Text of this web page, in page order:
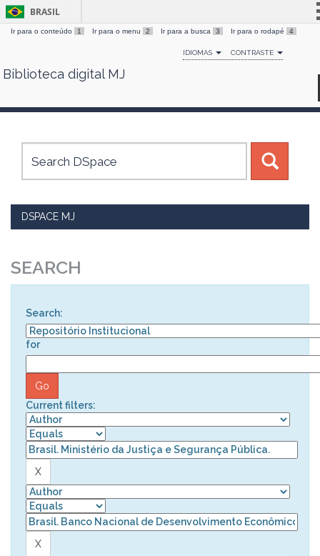
Skip
BRASIL
Simplifique!
Comunica BR
Canais
Ir para o conteúdo 1 Ir para o menu 2 Ir para a busca 3 Ir para o rodapé 4
IDIOMAS CONTRASTE
Biblioteca digital MJ
DSPACE MJ
SEARCH
Search:
for
Current filters: